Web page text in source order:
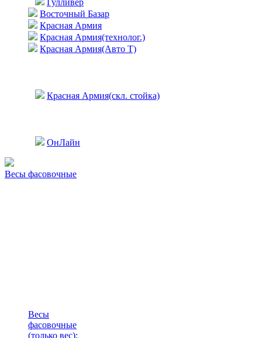
Гулливер
Восточный Базар
Красная Армия
Красная Армия(технолог.)
Красная Армия(Авто Т)
Красная Армия(скл. стойка)
ОнЛайн
Весы фасовочные
Весы
фасовочные
(только вес):